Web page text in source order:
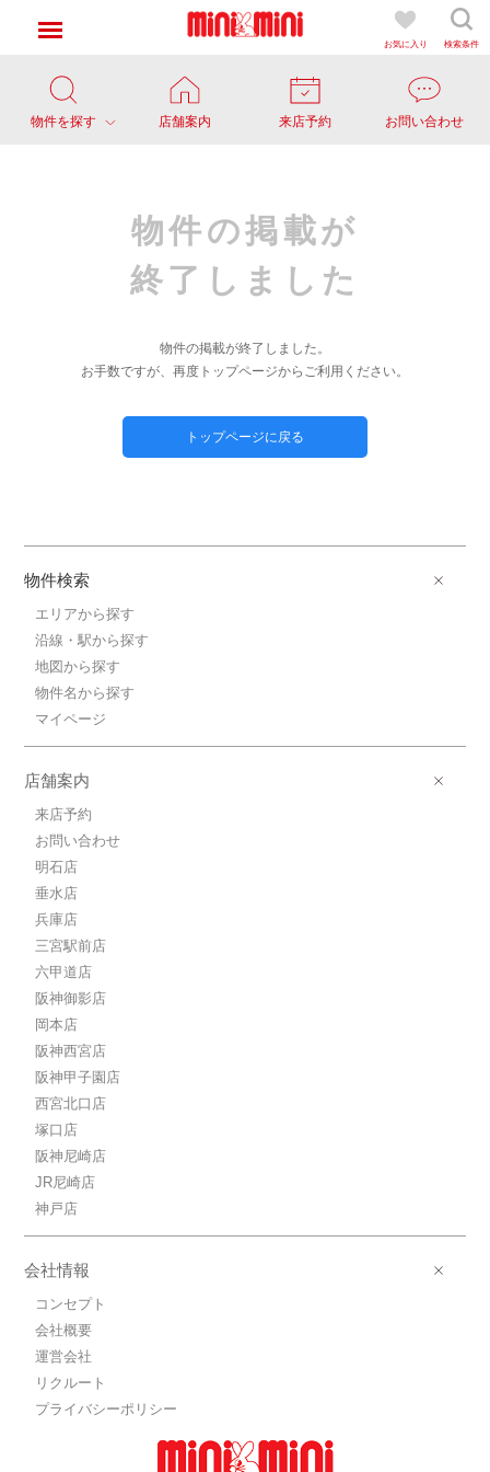
お気に入り 検索条件
物件を探す 店舗案内 来店予約 お問い合わせ
物件の掲載が
終了しました
物件の掲載が終了しました。
お手数ですが、再度トップページからご利用ください。
トップページに戻る
物件検索
エリアから探す
沿線・駅から探す
地図から探す
物件名から探す
マイページ
店舗案内
来店予約
お問い合わせ
明石店
垂水店
兵庫店
三宮駅前店
六甲道店
阪神御影店
岡本店
阪神西宮店
阪神甲子園店
西宮北口店
塚口店
阪神尼崎店
JR尼崎店
神戸店
会社情報
コンセプト
会社概要
運営会社
リクルート
プライバシーポリシー